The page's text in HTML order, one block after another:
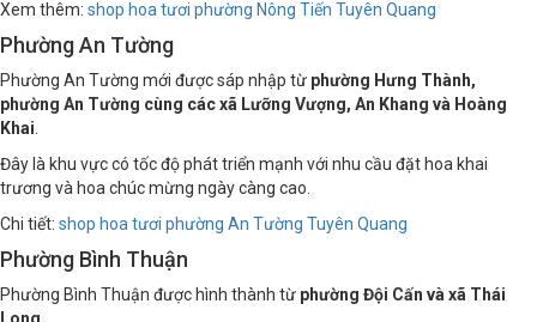
shop hoa tươi phường Nông Tiến Tuyên Quang
Phường An Tường
Phường An Tường mới được sáp nhập từ phường Hưng Thành,
phường An Tường cùng các xã Lưỡng Vượng, An Khang và Hoàng
Đây là khu vực có tốc độ phát triển mạnh với nhu cầu đặt hoa khai
trương và hoa chúc mừng ngày càng cao.
shop hoa tươi phường An Tường Tuyên Quang
Phường Bình Thuận
Phường Bình Thuận được hình thành từ phường Đội Cấn và xã Thái